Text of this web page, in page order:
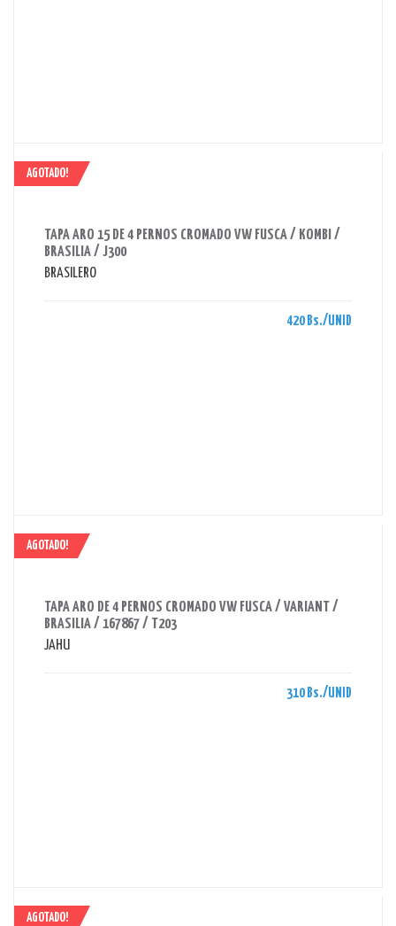
AGOTADO!
TAPA ARO 15 DE 4 PERNOS CROMADO VW FUSCA / KOMBI /
BRASILIA / J300
BRASILERO
420 Bs./UNID
AGOTADO!
TAPA ARO DE 4 PERNOS CROMADO VW FUSCA / VARIANT /
BRASILIA / 167867 / T203
JAHU
310 Bs./UNID
AGOTADO!